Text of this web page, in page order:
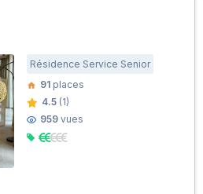
Résidence Service Senior
91 places
4.5 (1)
959 vues